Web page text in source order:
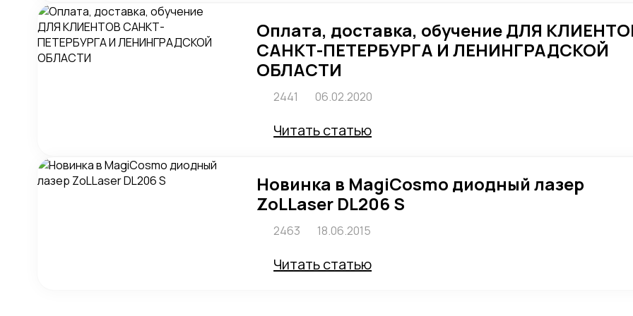
Оплата, доставка, обучение ДЛЯ
САНКТ-ПЕТЕРБУРГА И ЛЕНИНГРАДСКОЙ
ОБЛАСТИ
2441 06.02.2020
Читать статью
Новинка в MagiCosmo диодный лазер
ZoLLaser DL206 S
2463 18.06.2015
Читать статью